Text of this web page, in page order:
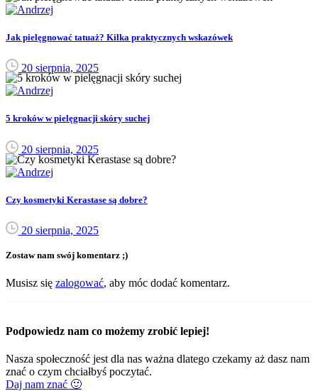
Jak pielęgnować tatuaż? Kilka praktycznych wskazówek
20 sierpnia, 2025
5 kroków w pielęgnacji skóry suchej
20 sierpnia, 2025
Czy kosmetyki Kerastase są dobre?
20 sierpnia, 2025
Zostaw nam swój komentarz ;)
Musisz się zalogować, aby móc dodać komentarz.
Podpowiedz nam co możemy zrobić lepiej!
Nasza społeczność jest dla nas ważna dlatego czekamy aż dasz nam
znać o czym chciałbyś poczytać.
Daj nam znać 🙂